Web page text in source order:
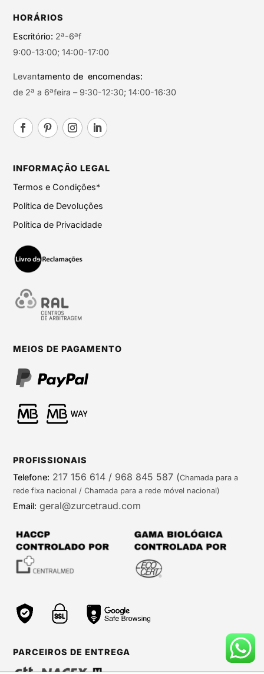
HORÁRIOS
Escritório: 2ª-6ªf
9:00-13:00; 14:00-17:00
Levantamento de encomendas:
de 2ª a 6ªfeira – 9:30-12:30; 14:00-16:30
INFORMAÇÃO LEGAL
Termos e Condições*
Política de Devoluções
Política de Privacidade
MEIOS DE PAGAMENTO
PROFISSIONAIS
Telefone: 217 156 614 / 968 845 587 (Chamada para a
rede fixa nacional / Chamada para a rede móvel nacional)
Email: geral@zurcetraud.com
PARCEIROS DE ENTREGA